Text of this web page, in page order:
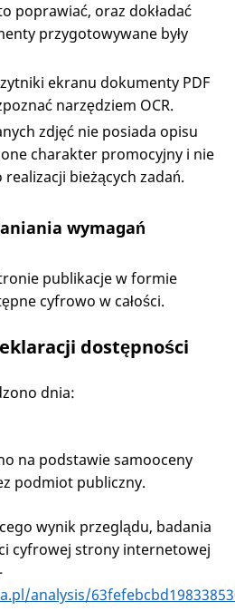
poprawiać, oraz dokładać
przygotowywane były
ekranu dokumenty PDF
narzędziem OCR.
zdjęć nie posiada opisu
charakter promocyjny i nie
bieżących zadań.
wymagań
publikacje w formie
cyfrowo w całości.
dostępności
dnia:
na podstawie samooceny
podmiot publiczny.
wynik przeglądu, badania
cyfrowej strony internetowej
analysis/